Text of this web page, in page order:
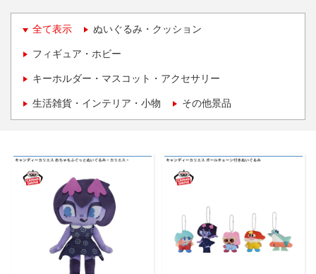
全て表示 ぬいぐるみ・クッション
フィギュア・ホビー
キーホルダー・マスコット・アクセサリー
生活雑貨・インテリア・小物 その他景品